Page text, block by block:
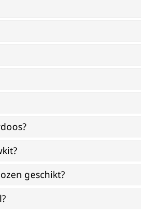
geschikt?